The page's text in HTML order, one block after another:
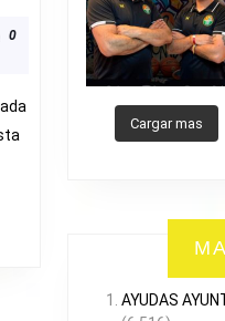
DE
TEMPORADA
0
Cargar mas
AYUDAS